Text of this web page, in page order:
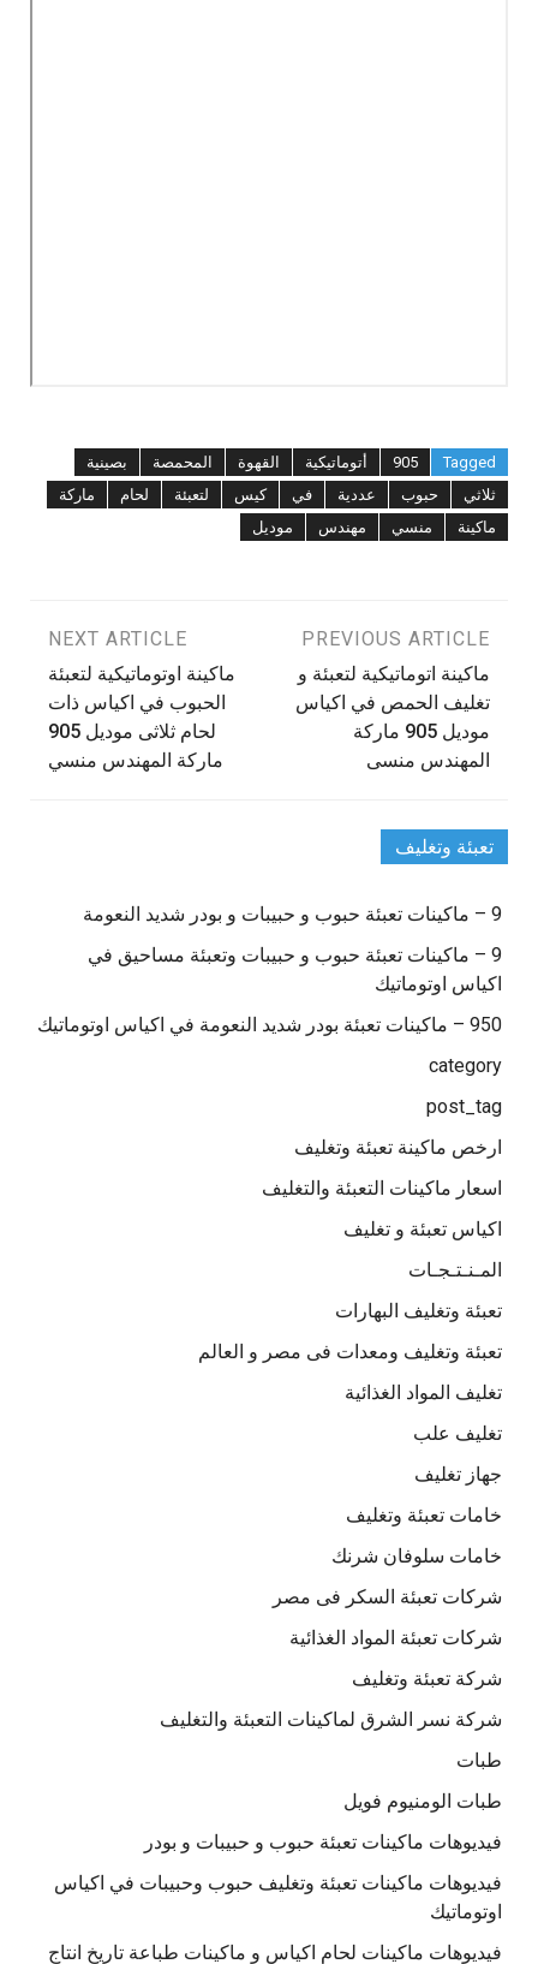
Tagged
905 أتوماتيكية القهوة المحمصة
بصينية
ثلاثي
حبوب عددية في كيس لتعبئة لحام
ماركة
ماكينة
منسي مهندس موديل
تصفّح
المقالات
PREVIOUS ARTICLE
‫ماكينة اتوماتيكية لتعبئة و
تغليف الحمص في اكياس
موديل 905 ماركة
NEXT ARTICLE
ماكينة اوتوماتيكية لتعبئة
الحبوب في اكياس ذات
لحام ثلاثى موديل 905
ماركة المهندس منسي
تعبئة وتغليف
9 – ماكينات تعبئة حبوب و حبيبات و بودر شديد النعومة
9 – ماكينات تعبئة حبوب و حبيبات وتعبئة مساحيق في
اكياس اوتوماتيك
950 – ماكينات تعبئة بودر شديد النعومة في اكياس اوتوماتيك
category
post_tag
ارخص ماكينة تعبئة وتغليف
اسعار ماكينات التعبئة والتغليف
اكياس تعبئة و تغليف
المـنـتـجـات
تعبئة وتغليف البهارات
تعبئة وتغليف ومعدات فى مصر و العالم
تغليف المواد الغذائية
تغليف علب
جهاز تغليف
خامات تعبئة وتغليف
خامات سلوفان شرنك
شركات تعبئة السكر فى مصر
شركات تعبئة المواد الغذائية
شركة تعبئة وتغليف
شركة نسر الشرق لماكينات التعبئة والتغليف
طبات
طبات الومنيوم فويل
فيديوهات ماكينات تعبئة حبوب و حبيبات و بودر
فيديوهات ماكينات تعبئة وتغليف حبوب وحبيبات في اكياس
اوتوماتيك
فيديوهات ماكينات لحام اكياس و ماكينات طباعة تاريخ انتاج